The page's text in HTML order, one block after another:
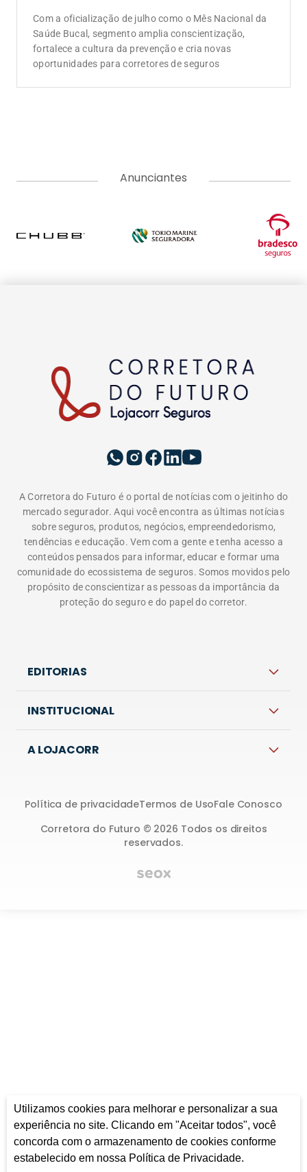
Com a oficialização de julho como o Mês Nacional da
Saúde Bucal, segmento amplia conscientização,
fortalece a cultura da prevenção e cria novas
oportunidades para corretores de seguros
Anunciantes
A Corretora do Futuro é o portal de notícias com o jeitinho do
mercado segurador. Aqui você encontra as últimas notícias
sobre seguros, produtos, negócios, empreendedorismo,
tendências e educação. Vem com a gente e tenha acesso a
conteúdos pensados para informar, educar e formar uma
comunidade do ecossistema de seguros. Somos movidos pelo
propósito de conscientizar as pessoas da importância da
proteção do seguro e do papel do corretor.
EDITORIAS
INSTITUCIONAL
A LOJACORR
Corretora do Futuro © 2026 Todos os direitos
reservados.
Política de privacidadeTermos de UsoFale Conosco
Utilizamos cookies para melhorar e personalizar a sua
experiência no site. Clicando em "Aceitar todos", você
concorda com o armazenamento de cookies conforme
estabelecido em nossa Política de Privacidade.